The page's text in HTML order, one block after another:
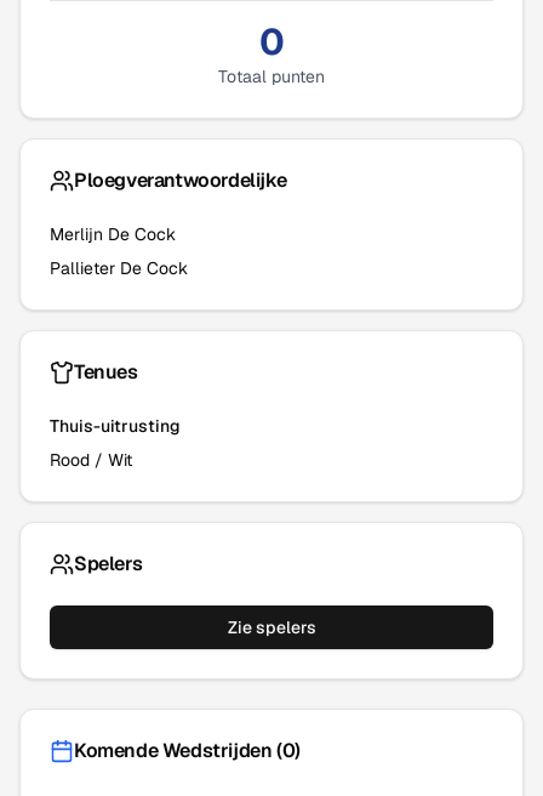
0
Totaal punten
Ploegverantwoordelijke
Merlijn De Cock
Pallieter De Cock
Tenues
Thuis-uitrusting
Rood / Wit
Spelers
Zie spelers
Komende Wedstrijden (0)